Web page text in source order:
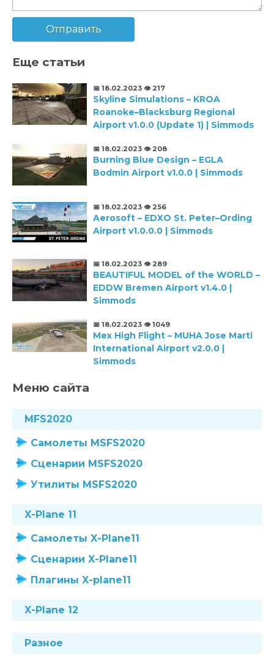
Отправить
Еще статьи
📅 18.02.2023 👁️ 217
Skyline Simulations – KROA
Roanoke–Blacksburg Regional
Airport v1.0.0 (Update 1) | Simmods
📅 18.02.2023 👁️ 208
Burning Blue Design – EGLA
Bodmin Airport v1.0.0 | Simmods
📅 18.02.2023 👁️ 256
Aerosoft – EDXO St. Peter–Ording
Airport v1.0.0.0 | Simmods
📅 18.02.2023 👁️ 289
BEAUTIFUL MODEL of the WORLD –
EDDW Bremen Airport v1.4.0 |
Simmods
📅 18.02.2023 👁️ 1049
Mex High Flight – MUHA Jose Marti
International Airport v2.0.0 |
Simmods
Меню сайта
MFS2020
Самолеты MSFS2020
Сценарии MSFS2020
Утилиты MSFS2020
X-Plane 11
Самолеты X-Plane11
Сценарии X-Plane11
Плагины X-plane11
X-Plane 12
Разное